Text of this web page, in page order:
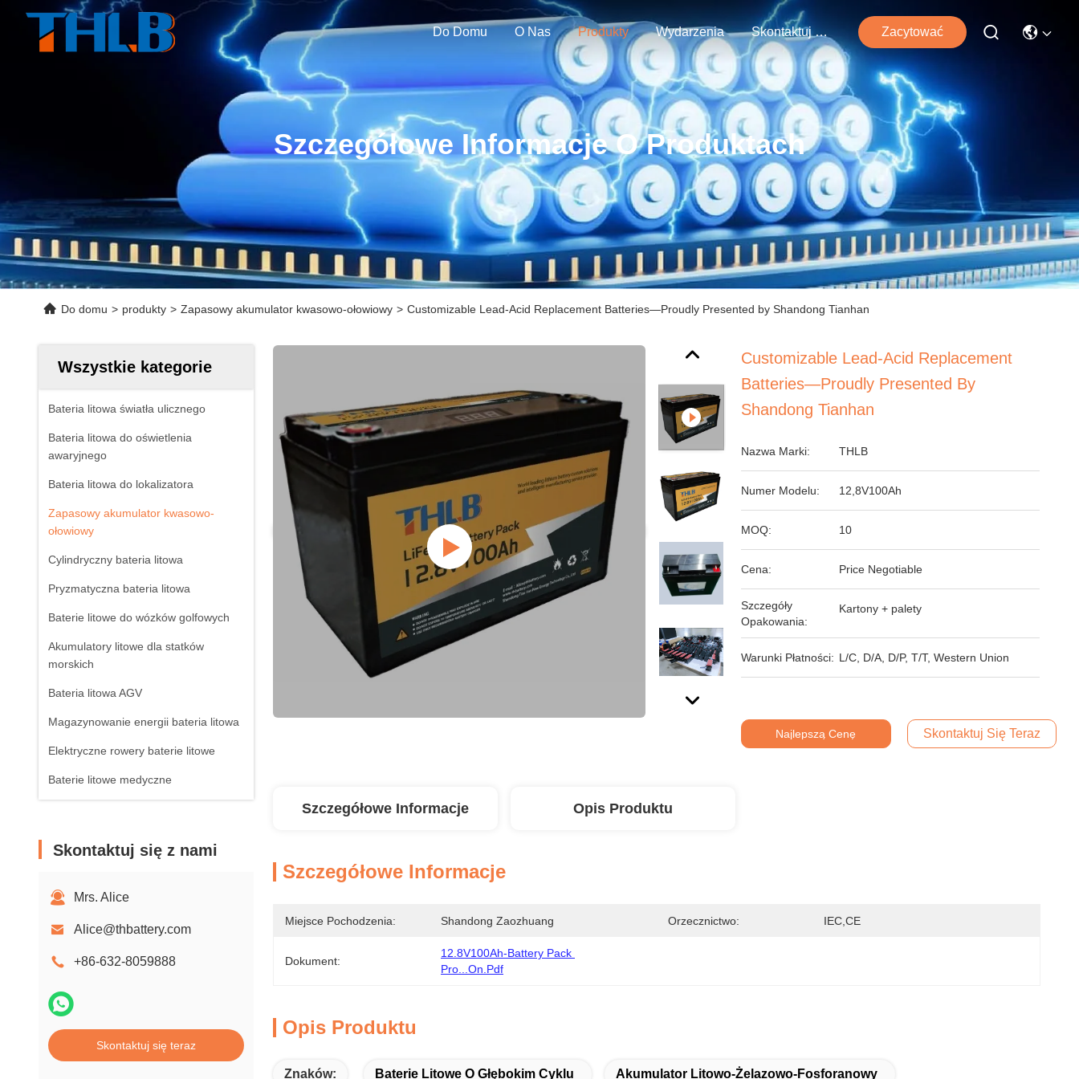
Do Domu O Nas Produkty Wydarzenia Skontaktuj Się Z Nami Zacytować
Szczegółowe Informacje O Produktach
Do domu > produkty > Zapasowy akumulator kwasowo-ołowiowy > Customizable Lead-Acid Replacement Batteries—Proudly Presented by Shandong Tianhan
Wszystkie kategorie
Bateria litowa światła ulicznego
Bateria litowa do oświetlenia
awaryjnego
Bateria litowa do lokalizatora
Zapasowy akumulator kwasowo-
ołowiowy
Cylindryczny bateria litowa
Pryzmatyczna bateria litowa
Baterie litowe do wózków golfowych
Akumulatory litowe dla statków
morskich
Bateria litowa AGV
Magazynowanie energii bateria litowa
Elektryczne rowery baterie litowe
Baterie litowe medyczne
Skontaktuj się z nami
Mrs. Alice
Alice@thbattery.com
+86-632-8059888
Skontaktuj się teraz
Customizable Lead-Acid Replacement
Batteries—Proudly Presented By
Shandong Tianhan
Nazwa Marki: THLB
Numer Modelu: 12,8V100Ah
MOQ: 10
Cena: Price Negotiable
Szczegóły
Opakowania:
Kartony + palety
Warunki Płatności: L/C, D/A, D/P, T/T, Western Union
Najlepszą Cenę Skontaktuj Się Teraz
Szczegółowe Informacje Opis Produktu
Szczegółowe Informacje
Miejsce Pochodzenia: Shandong Zaozhuang Orzecznictwo: IEC,CE
Dokument:
12.8V100Ah-Battery Pack
Pro...on.pdf
Opis Produktu
Znaków: Baterie Litowe O Głębokim Cyklu Akumulator Litowo-Żelazowo-Fosforanowy